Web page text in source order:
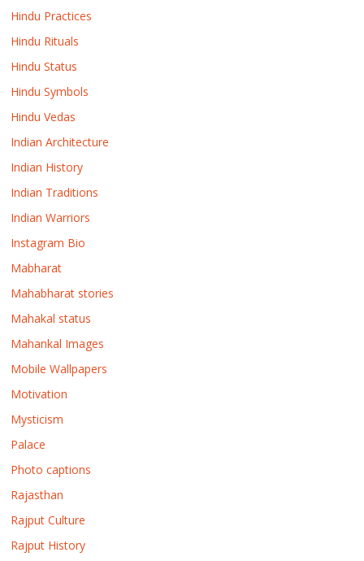
Hindu Practices
Hindu Rituals
Hindu Status
Hindu Symbols
Hindu Vedas
Indian Architecture
Indian History
Indian Traditions
Indian Warriors
Instagram Bio
Mabharat
Mahabharat stories
Mahakal status
Mahankal Images
Mobile Wallpapers
Motivation
Mysticism
Palace
Photo captions
Rajasthan
Rajput Culture
Rajput History